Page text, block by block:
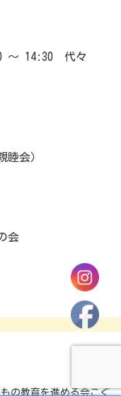
～ 14:30 代々
睦会）
会
の教育を進める会こぐ